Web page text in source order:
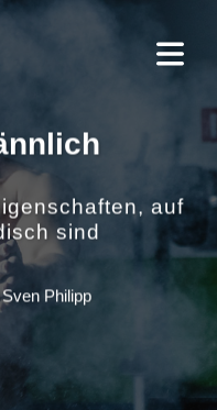
auf
sind
Sven Philipp